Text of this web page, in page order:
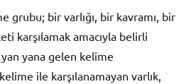
grubu; bir varlığı, bir kavramı, bir
karşılamak amacıyla belirli
yana gelen kelime
ile karşılanamayan varlık,